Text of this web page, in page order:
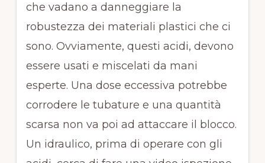
che vadano a danneggiare la
robustezza dei materiali plastici che ci
sono. Ovviamente, questi acidi, devono
essere usati e miscelati da mani
esperte. Una dose eccessiva potrebbe
corrodere le tubature e una quantità
scarsa non va poi ad attaccare il blocco.
Un idraulico, prima di operare con gli